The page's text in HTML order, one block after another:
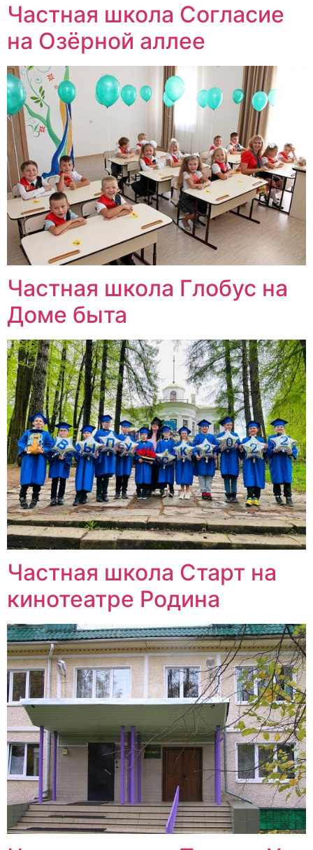
Частная школа Согласие
на Озёрной аллее
Частная школа Глобус на
Доме быта
Частная школа Старт на
кинотеатре Родина